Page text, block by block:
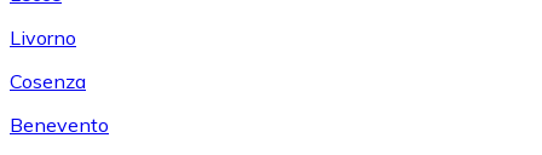
Livorno
Cosenza
Benevento